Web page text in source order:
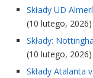
Składy UD
(10 lutego, 2026)
Składy:
(10 lutego, 2026)
Składy Atalanta